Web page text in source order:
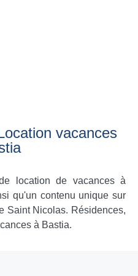
vacances
location de vacances à
qu'un contenu unique sur
Saint Nicolas. Résidences,
à Bastia.